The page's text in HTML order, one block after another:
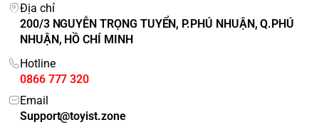
Địa chỉ
200/3 NGUYỄN TRỌNG TUYỂN, P.PHÚ NHUẬN, Q.PHÚ
NHUẬN, HỒ CHÍ MINH
Hotline
0866 777 320
Email
Support@toyist.zone